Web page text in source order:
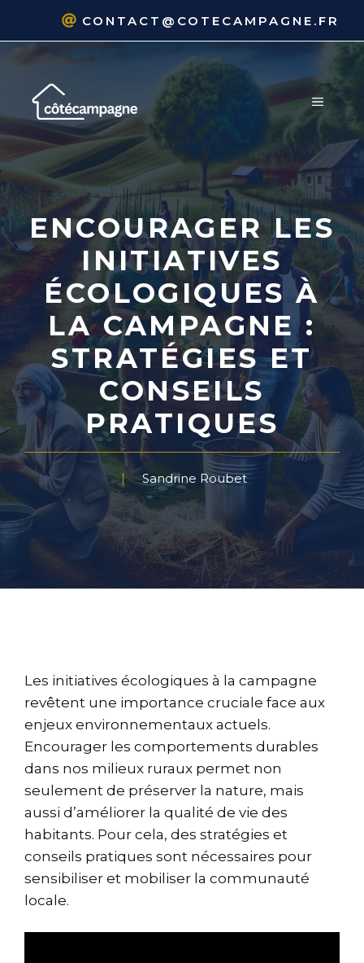
CONTACT@COTECAMPAGNE.FR
MENU
ENCOURAGER LES
INITIATIVES
ÉCOLOGIQUES À
LA CAMPAGNE :
STRATÉGIES ET
CONSEILS
PRATIQUES
Sandrine Roubet
Les initiatives écologiques à la campagne
revêtent une importance cruciale face aux
enjeux environnementaux actuels.
Encourager les comportements durables
dans nos milieux ruraux permet non
seulement de préserver la nature, mais
aussi d’améliorer la qualité de vie des
habitants. Pour cela, des stratégies et
conseils pratiques sont nécessaires pour
sensibiliser et mobiliser la communauté
locale.